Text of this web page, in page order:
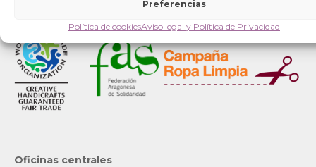
Preferencias
Política de cookiesAviso legal y Política de Privacidad
Oficinas centrales